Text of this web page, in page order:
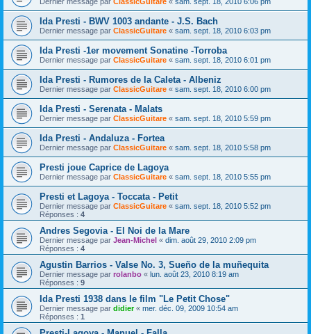
Ida Presti - BWV 1003 andante - J.S. Bach
Dernier message par ClassicGuitare « sam. sept. 18, 2010 6:03 pm
Ida Presti -1er movement Sonatine -Torroba
Dernier message par ClassicGuitare « sam. sept. 18, 2010 6:01 pm
Ida Presti - Rumores de la Caleta - Albeniz
Dernier message par ClassicGuitare « sam. sept. 18, 2010 6:00 pm
Ida Presti - Serenata - Malats
Dernier message par ClassicGuitare « sam. sept. 18, 2010 5:59 pm
Ida Presti - Andaluza - Fortea
Dernier message par ClassicGuitare « sam. sept. 18, 2010 5:58 pm
Presti joue Caprice de Lagoya
Dernier message par ClassicGuitare « sam. sept. 18, 2010 5:55 pm
Presti et Lagoya - Toccata - Petit
Dernier message par ClassicGuitare « sam. sept. 18, 2010 5:52 pm
Réponses : 4
Andres Segovia - El Noi de la Mare
Dernier message par Jean-Michel « dim. août 29, 2010 2:09 pm
Réponses : 4
Agustin Barrios - Valse No. 3, Sueño de la muñequita
Dernier message par rolanbo « lun. août 23, 2010 8:19 am
Réponses : 9
Ida Presti 1938 dans le film "Le Petit Chose"
Dernier message par didier« mer. déc. 09, 2009 10:54 am
Réponses : 1